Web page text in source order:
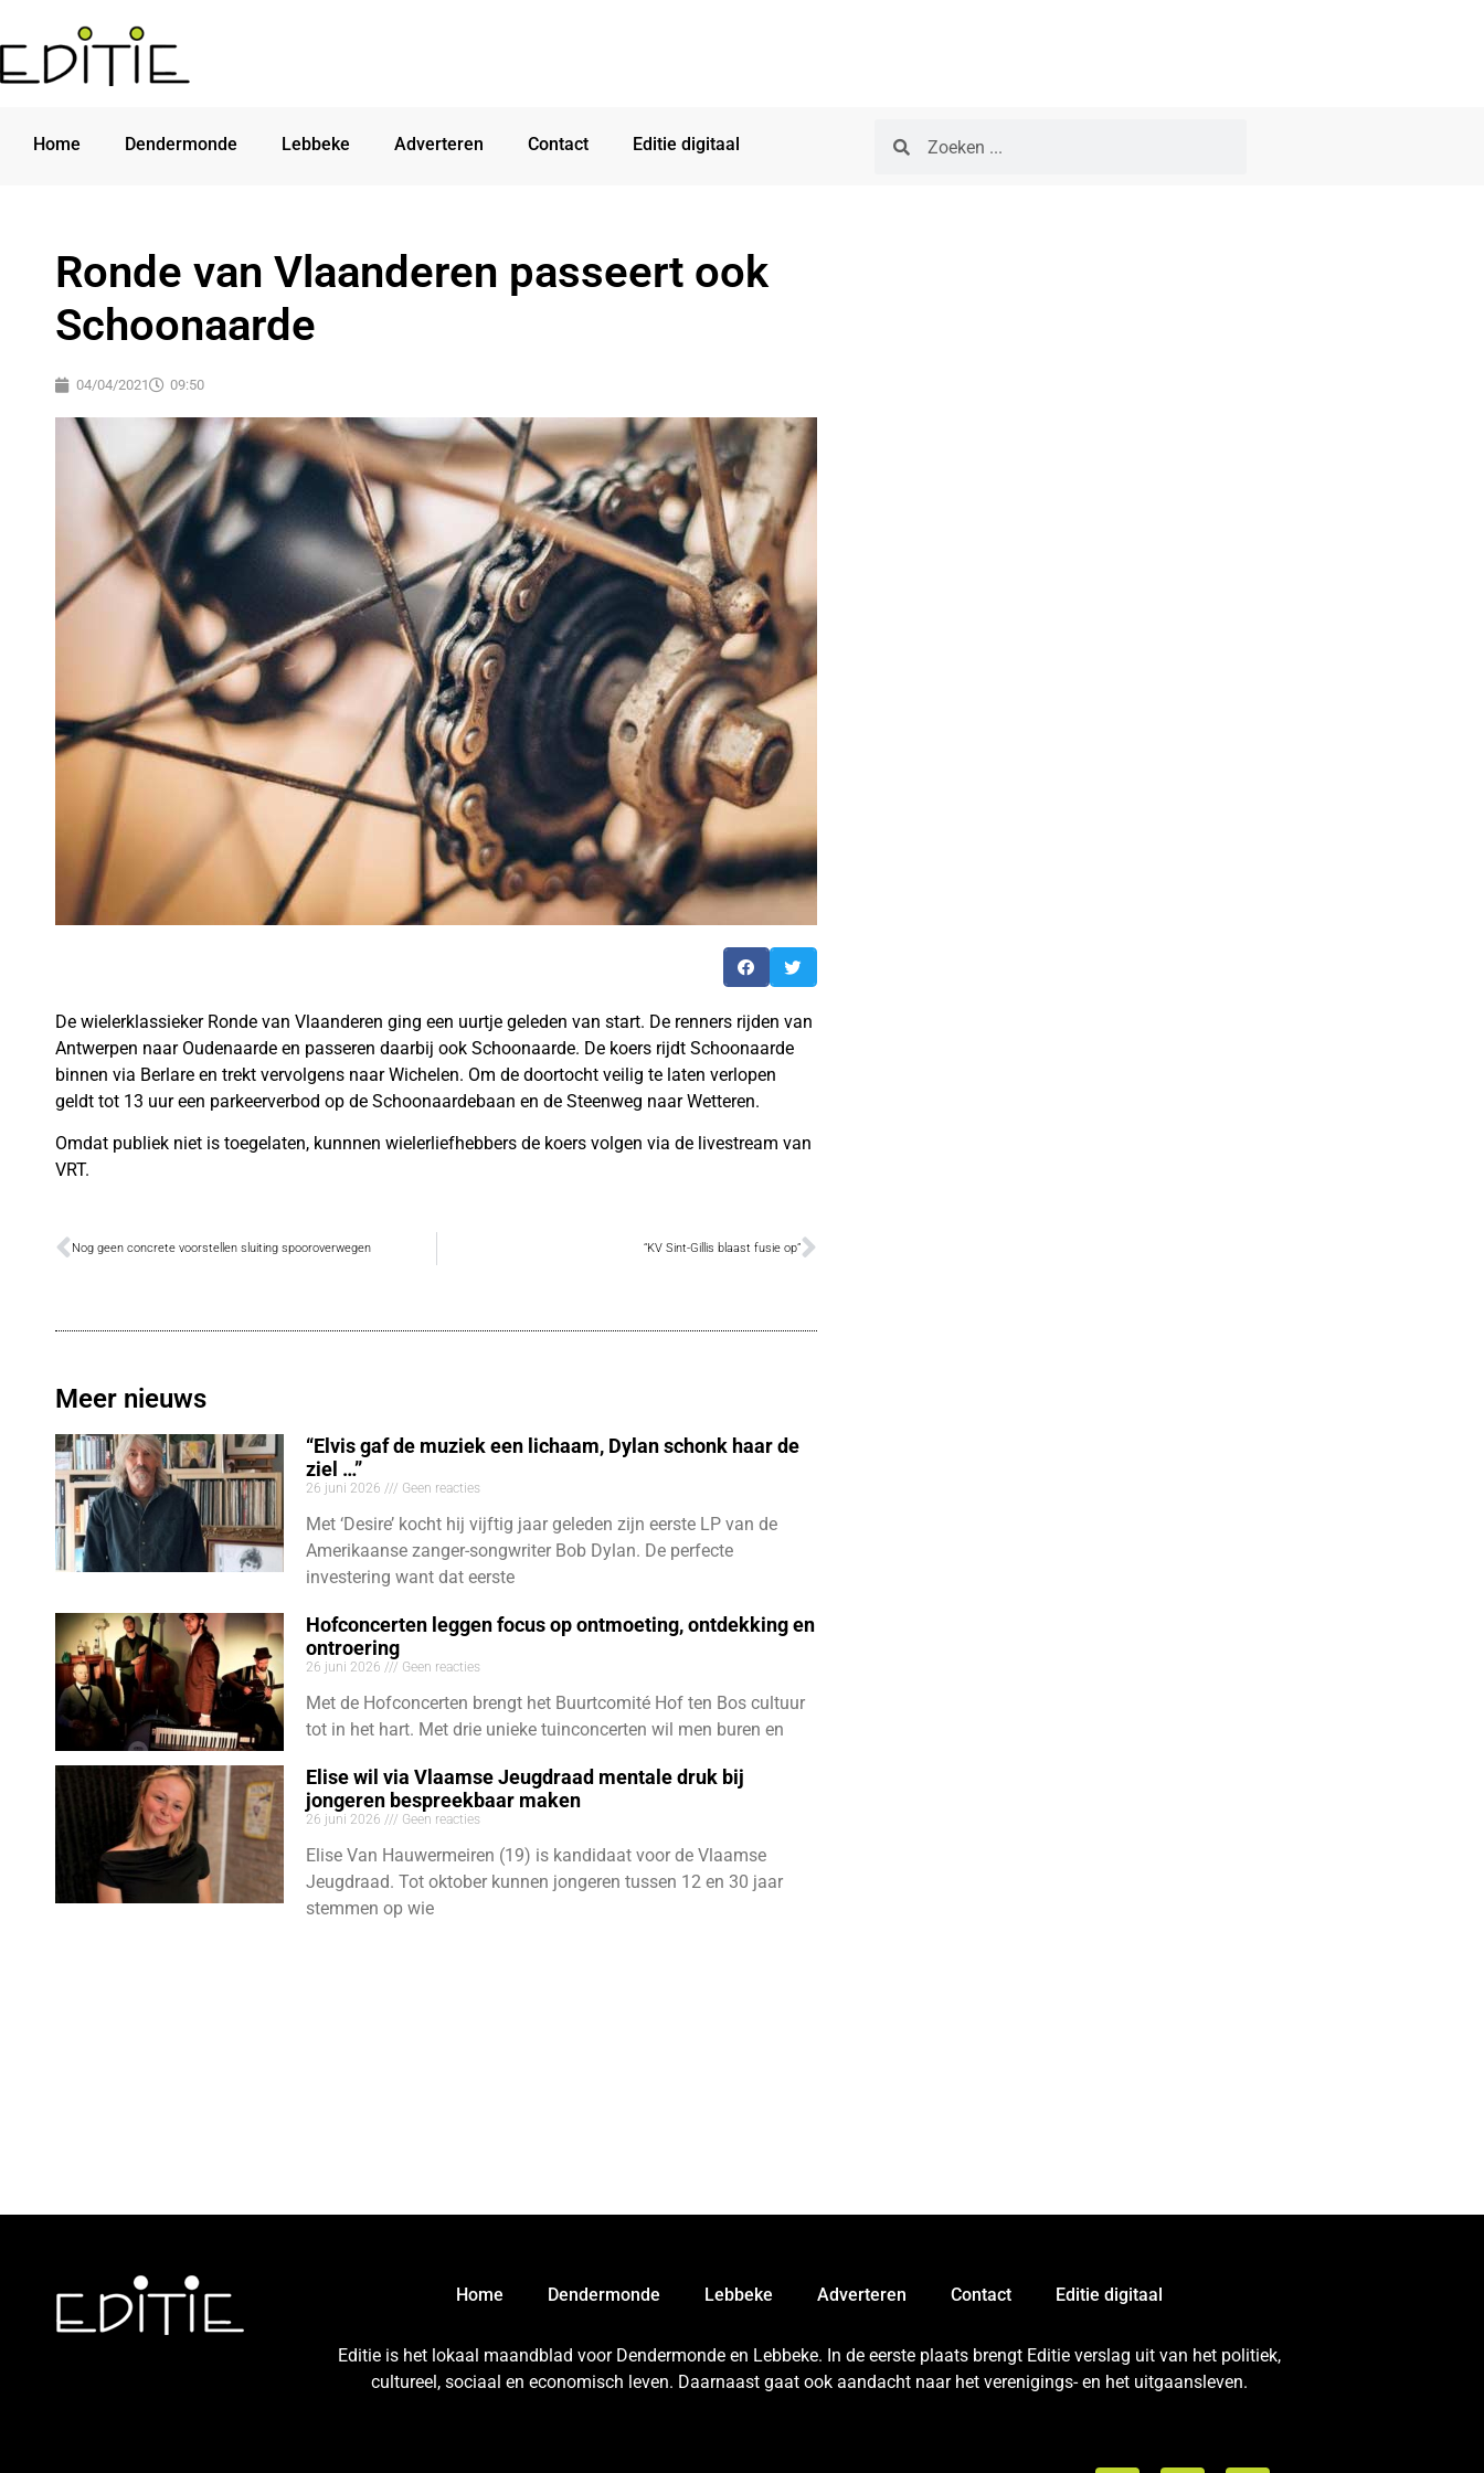
Home Dendermonde Lebbeke Adverteren Contact Editie digitaal
Ronde van Vlaanderen passeert ook
Schoonaarde
04/04/2021 09:50
De wielerklassieker Ronde van Vlaanderen ging een uurtje geleden van start. De renners rijden van
Antwerpen naar Oudenaarde en passeren daarbij ook Schoonaarde. De koers rijdt Schoonaarde
binnen via Berlare en trekt vervolgens naar Wichelen. Om de doortocht veilig te laten verlopen
geldt tot 13 uur een parkeerverbod op de Schoonaardebaan en de Steenweg naar Wetteren.
Omdat publiek niet is toegelaten, kunnnen wielerliefhebbers de koers volgen via de livestream van
VRT.
Nog geen concrete voorstellen sluiting spooroverwegen “KV Sint-Gillis blaast fusie op”
Meer nieuws
“Elvis gaf de muziek een lichaam, Dylan schonk haar de
ziel …”
26 juni 2026 Geen reacties
Met ‘Desire’ kocht hij vijftig jaar geleden zijn eerste LP van de
Amerikaanse zanger-songwriter Bob Dylan. De perfecte
investering want dat eerste
Hofconcerten leggen focus op ontmoeting, ontdekking en
ontroering
26 juni 2026 Geen reacties
Met de Hofconcerten brengt het Buurtcomité Hof ten Bos cultuur
tot in het hart. Met drie unieke tuinconcerten wil men buren en
Elise wil via Vlaamse Jeugdraad mentale druk bij
jongeren bespreekbaar maken
26 juni 2026 Geen reacties
Elise Van Hauwermeiren (19) is kandidaat voor de Vlaamse
Jeugdraad. Tot oktober kunnen jongeren tussen 12 en 30 jaar
stemmen op wie
Home Dendermonde Lebbeke Adverteren Contact Editie digitaal
Editie is het lokaal maandblad voor Dendermonde en Lebbeke. In de eerste plaats brengt Editie verslag uit van het politiek,
cultureel, sociaal en economisch leven. Daarnaast gaat ook aandacht naar het verenigings- en het uitgaansleven.